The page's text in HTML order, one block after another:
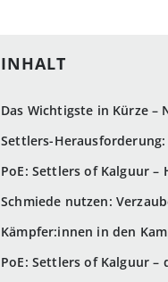
Das Wichtigste in Kürze
Settlers-
PoE: Settlers of Kalguur
Schmiede nutzen:
Kämpfer:innen in den
PoE: Settlers of Kalguur